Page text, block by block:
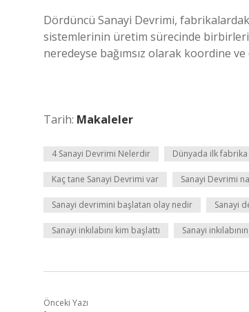
Dördüncü Sanayi Devrimi,
sistemlerinin üretim sürecinde
neredeyse bağımsız olarak koordine
Tarih: Makaleler
4 Sanayi Devrimi Nelerdir Dünyada ilk
Kaç tane Sanayi Devrimi var Sanayi Devrimi
Sanayi devrimini başlatan olay nedir Sanayi
Sanayi inkılabını kim başlattı Sanayi
Önceki Yazı